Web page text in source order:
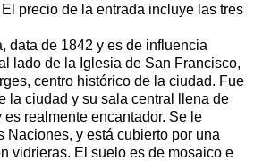
precio de la entrada incluye las tres
data de 1842 y es de influencia
lado de la Iglesia de San Francisco,
centro histórico de la ciudad. Fue
la ciudad y su sala central llena de
realmente encantador. Se le
Naciones, y está cubierto por una
vidrieras. El suelo es de mosaico e